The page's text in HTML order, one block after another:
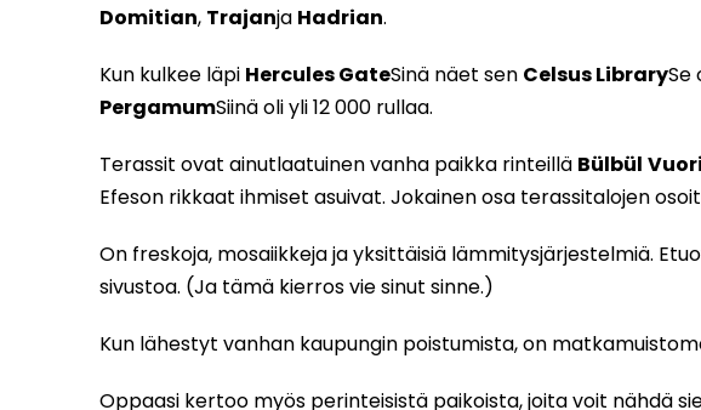
Domitian, Trajanja Hadrian.
Kun kulkee läpi Hercules GateSinä näet sen Celsus LibrarySe
PergamumSiinä oli yli 12 000 rullaa.
Terassit ovat ainutlaatuinen vanha paikka rinteillä Bülbül
Efeson rikkaat ihmiset asuivat. Jokainen osa terassitalojen
On freskoja, mosaiikkeja ja yksittäisiä lämmitysjärjestelmiä.
sivustoa. (Ja tämä kierros vie sinut sinne.)
Kun lähestyt vanhan kaupungin poistumista, on
Oppaasi kertoo myös perinteisistä paikoista, joita voit nähdä